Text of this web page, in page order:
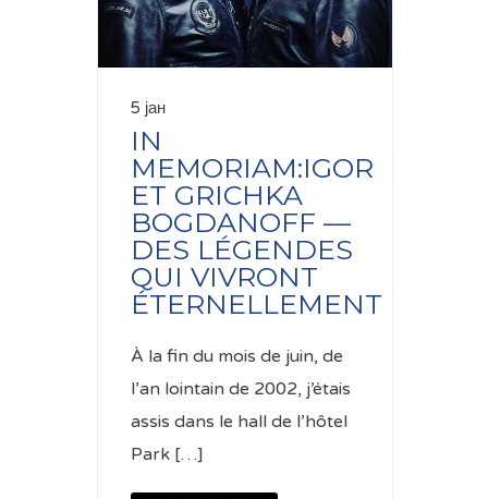
5 јан
IN
MEMORIAM:IGOR
ET GRICHKA
BOGDANOFF —
DES LÉGENDES
QUI VIVRONT
ÉTERNELLEMENT
À la fin du mois de juin, de
l’an lointain de 2002, j’étais
assis dans le hall de l’hôtel
Park […]